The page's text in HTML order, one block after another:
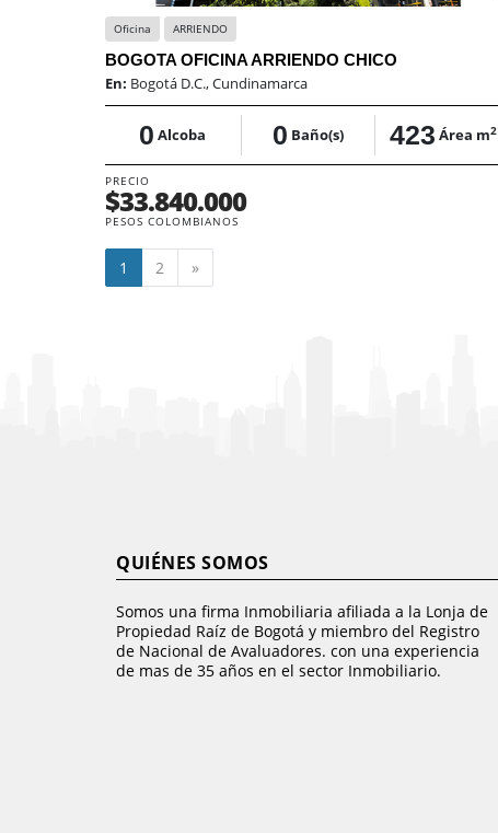
Oficina ARRIENDO
BOGOTA OFICINA ARRIENDO CHICO
En: Bogotá D.C., Cundinamarca
0 Alcoba 0 Baño(s) 423 Área m2
PRECIO
$33.840.000
PESOS COLOMBIANOS
1 2 »
QUIÉNES SOMOS
Somos una firma Inmobiliaria afiliada a la Lonja de
Propiedad Raíz de Bogotá y miembro del Registro
de Nacional de Avaluadores. con una experiencia
de mas de 35 años en el sector Inmobiliario.